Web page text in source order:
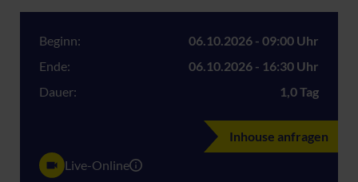
Beginn:
06.10.2026 - 09:00 Uhr
Ende:
06.10.2026 - 16:30 Uhr
Dauer:
1,0 Tag
Inhouse anfragen
Live-Online